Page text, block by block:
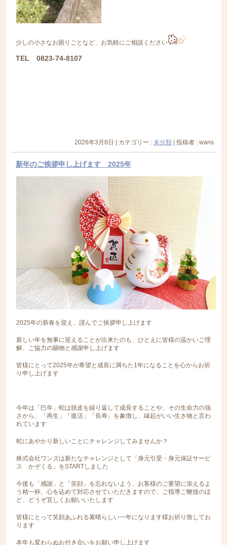
少しの小さなお困りごとなど、お気軽にご相談ください
TEL 0823-74-8107
2026年3月8日 カテゴリー : 未分類 投稿者 : wans
新年のご挨拶申し上げます 2025年
2025年の新春を迎え、謹んでご挨拶申し上げます
新しい年を無事に迎えることが出来たのも、ひとえに皆様の温かいご理
解、ご協力の賜物と感謝申し上げます
皆様にとって2025年が希望と成長に満ちた1年になることを心からお祈
り申し上げます
今年は「巳年」蛇は脱皮を繰り返して成長することや、その生命力の強
さから、「再生」「復活」「長寿」を象徴し、縁起がいい生き物と言わ
れています
蛇にあやかり新しいことにチャレンジしてみませんか？
株式会社ワンズは新たなチャレンジとして「身元引受・身元保証サービ
ス かぞくる」をSTARTしました
今後も「感謝」と「笑顔」を忘れないよう、お客様のご要望に添えるよ
う精一杯、心を込めて対応させていただきますので、ご指導ご鞭撻のほ
ど、どうぞ宜しくお願いいたします
皆様にとって笑顔あふれる素晴らしい一年になります様お祈り致してお
ります
本年も変わらぬお付き合いをお願い申し上げます